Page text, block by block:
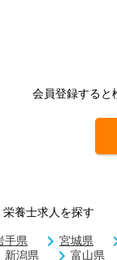
会員登録すると
養士求人を探す
手県 宮城県
新潟県 富山県